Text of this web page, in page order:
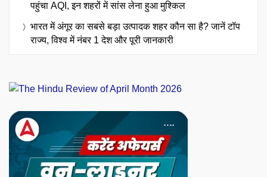
पहुंचा AQI, इन शहरों में सांस लेना हुआ मुश्किल
भारत में अंगूर का सबसे बड़ा उत्पादक शहर कौन सा है? जानें टॉप
राज्य, विश्व में नंबर 1 देश और पूरी जानकारी